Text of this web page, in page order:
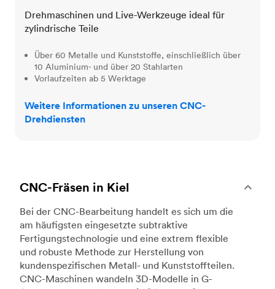
Drehmaschinen und Live-Werkzeuge ideal für
zylindrische Teile
Über 60 Metalle und Kunststoffe, einschließlich über
10 Aluminium- und über 20 Stahlarten
Vorlaufzeiten ab 5 Werktage
Weitere Informationen zu unseren CNC-
Drehdiensten
CNC-Fräsen in Kiel
Bei der CNC-Bearbeitung handelt es sich um die
am häufigsten eingesetzte subtraktive
Fertigungstechnologie und eine extrem flexible
und robuste Methode zur Herstellung von
kundenspezifischen Metall- und Kunststoffteilen.
CNC-Maschinen wandeln 3D-Modelle in G-